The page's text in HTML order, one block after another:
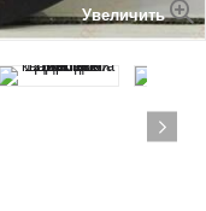
Увеличить